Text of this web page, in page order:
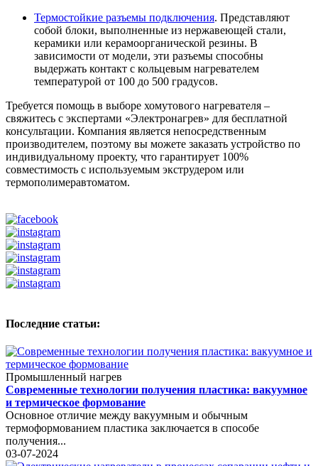
Термостойкие разъемы подключения. Представляют
собой блоки, выполненные из нержавеющей стали,
керамики или керамоорганической резины. В
зависимости от модели, эти разъемы способны
выдержать контакт с кольцевым нагревателем
температурой от 100 до 500 градусов.
Требуется помощь в выборе хомутового нагревателя –
свяжитесь с экспертами «Электронагрев» для бесплатной
консультации. Компания является непосредственным
производителем, поэтому вы можете заказать устройство по
индивидуальному проекту, что гарантирует 100%
совместимость с используемым экструдером или
термополимеравтоматом.
Последние статьи:
Промышленный нагрев
Современные технологии получения пластика: вакуумное
и термическое формование
Основное отличие между вакуумным и обычным
термоформованием пластика заключается в способе
получения...
03-07-2024